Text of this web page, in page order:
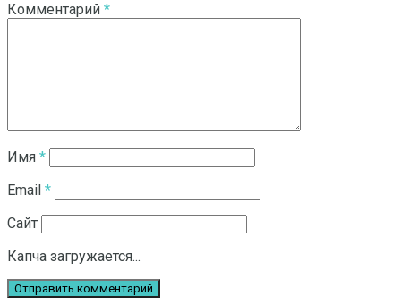
Смотреть все результаты
Комментарий *
Имя *
Email *
Сайт
Капча загружается...